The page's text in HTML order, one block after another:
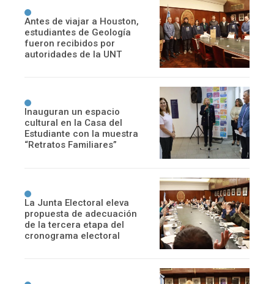
Antes de viajar a Houston,
estudiantes de Geología
fueron recibidos por
autoridades de la UNT
Inauguran un espacio
cultural en la Casa del
Estudiante con la muestra
“Retratos Familiares”
La Junta Electoral eleva
propuesta de adecuación
de la tercera etapa del
cronograma electoral